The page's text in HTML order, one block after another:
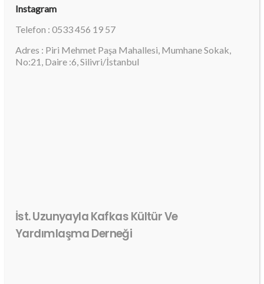
Instagram
Telefon : 0533 456 19 57
Adres : Piri Mehmet Paşa Mahallesi, Mumhane Sokak,
No:21, Daire :6, Silivri/İstanbul
İst. Uzunyayla Kafkas Kültür Ve
Yardımlaşma Derneği